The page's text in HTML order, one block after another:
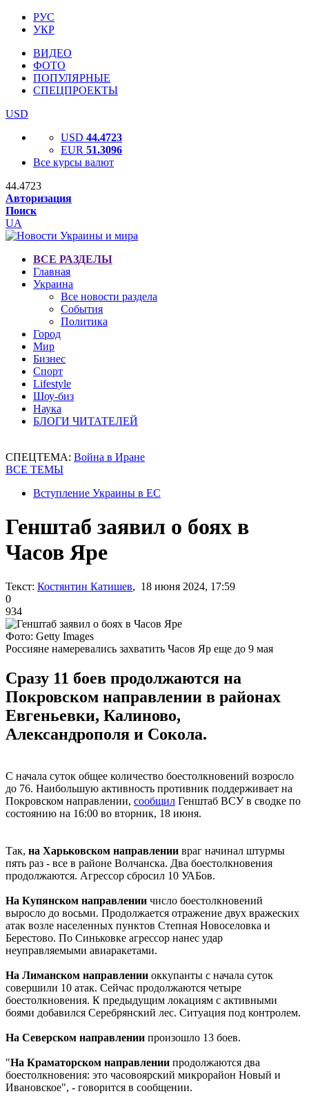
РУС
УКР
ВИДЕО
ФОТО
ПОПУЛЯРНЫЕ
СПЕЦПРОЕКТЫ
USD
USD 44.4723
EUR 51.3096
Все курсы валют
44.4723
Авторизация
Поиск
UA
ВСЕ РАЗДЕЛЫ
Главная
Украина
Все новости раздела
События
Политика
Город
Мир
Бизнес
Спорт
Lifestyle
Шоу-биз
Наука
БЛОГИ ЧИТАТЕЛЕЙ
СПЕЦТЕМА: Война в Иране
ВСЕ ТЕМЫ
Вступление Украины в ЕС
Генштаб заявил о боях в
Часов Яре
Текст: Костянтин Катишев, 18 июня 2024, 17:59
0
934
Фото: Getty Images
Россияне намеревались захватить Часов Яр еще до 9 мая
Сразу 11 боев продолжаются на
Покровском направлении в районах
Евгеньевки, Калиново,
Александрополя и Сокола.
С начала суток общее количество боестолкновений возросло
до 76. Наибольшую активность противник поддерживает на
Покровском направлении, сообщил Генштаб ВСУ в сводке по
состоянию на 16:00 во вторник, 18 июня.
Так, на Харьковском направлении враг начинал штурмы
пять раз - все в районе Волчанска. Два боестолкновения
продолжаются. Агрессор сбросил 10 УАБов.
На Купянском направлении число боестолкновений
выросло до восьми. Продолжается отражение двух вражеских
атак возле населенных пунктов Степная Новоселовка и
Берестово. По Синьковке агрессор нанес удар
неуправляемыми авиаракетами.
На Лиманском направлении оккупанты с начала суток
совершили 10 атак. Сейчас продолжаются четыре
боестолкновения. К предыдущим локациям с активными
боями добавился Серебрянский лес. Ситуация под контролем.
На Северском направлении произошло 13 боев.
"На Краматорском направлении продолжаются два
боестолкновения: это часовоярский микрорайон Новый и
Ивановское", - говорится в сообщении.